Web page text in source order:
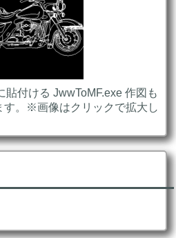
付ける JwwToMF.exe 作図も
す。※画像はクリックで拡大し